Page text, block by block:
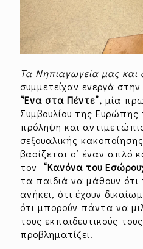
Τα Νηπιαγωγεία μας και
συμμετείχαν ενεργά
“Ένα στα Πέντε”, μία
Συμβουλίου της Ευρώπης
πρόληψη και
σεξουαλικής
βασίζεται σ’ έναν απλό
τον “Κανόνα του
τα παιδιά να μάθουν
ανήκει, ότι έχουν
ότι μπορούν πάντα να
τους εκπαιδευτικούς
προβληματίζει.